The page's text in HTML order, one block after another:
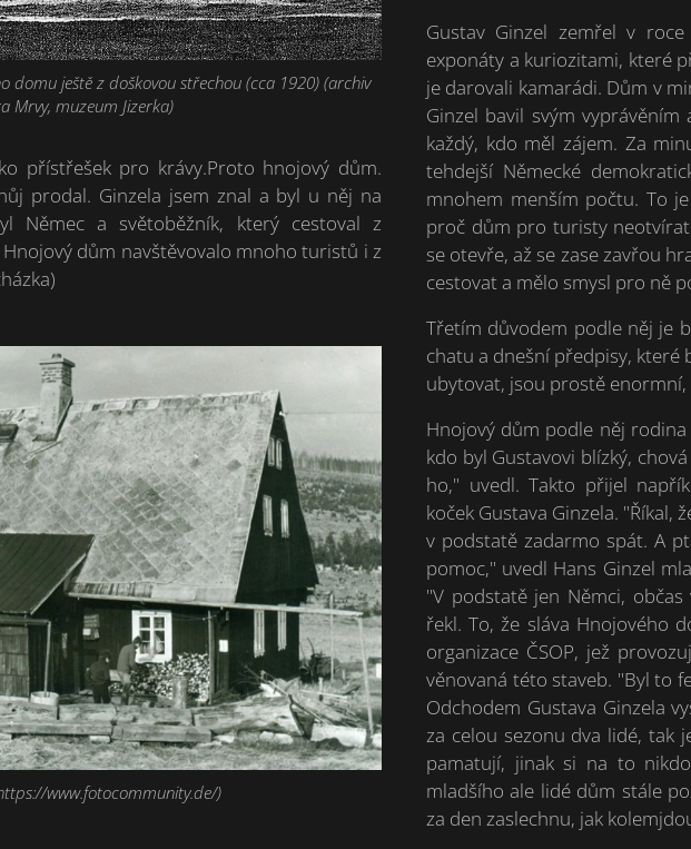
domu ještě z doškovou střechou (cca 1920) (archiv
Mrvy, muzeum Jizerka)
přístřešek pro krávy.Proto hnojový dům.
prodal. Ginzela jsem znal a byl u něj na
Němec a světoběžník, který cestoval z
dům navštěvovalo mnoho turistů i z
www.fotocommunity.de/)
Gustav Ginzel zemřel v
exponáty a kuriozitami, které
je darovali kamarádi. Dům v
Ginzel bavil svým
každý, kdo měl zájem. Za
tehdejší Německé
mnohem menším počtu. To
proč dům pro turisty
se otevře, až se zase zavřou
cestovat a mělo smysl pro ně
Třetím důvodem podle něj je
chatu a dnešní předpisy, které
ubytovat, jsou prostě
Hnojový dům podle něj
kdo byl Gustavovi blízký,
ho," uvedl. Takto přijel
koček Gustava Ginzela.
v podstatě zadarmo spát. A
pomoc," uvedl Hans Ginzel
"V podstatě jen Němci,
řekl. To, že sláva Hnojového
organizace ČSOP, jež
věnovaná této staveb. "Byl to
Odchodem Gustava Ginzela
za celou sezonu dva lidé, tak
pamatují, jinak si na to
mladšího ale lidé dům stále
za den zaslechnu, jak